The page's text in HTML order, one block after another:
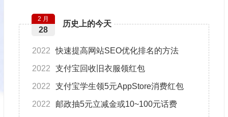
历史上的今天
2 月
28
2022 快速提高网站SEO优化排名的方法
2022 支付宝回收旧衣服领红包
2022 支付宝学生领5元AppStore消费红包
2022 邮政抽5元立减金或10~100元话费